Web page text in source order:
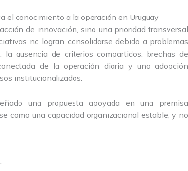
el conocimiento a la operación en Uruguay
de innovación, sino una prioridad transversal
no logran consolidarse debido a problemas
ausencia de criterios compartidos, brechas de
de la operación diaria y una adopción
institucionalizados.
una propuesta apoyada en una premisa
como una capacidad organizacional estable, y no